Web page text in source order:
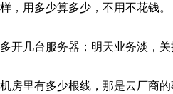
，用多少算多少，不用不花钱。
开几台服务器；明天业务淡，关
房里有多少根线，那是云厂商的